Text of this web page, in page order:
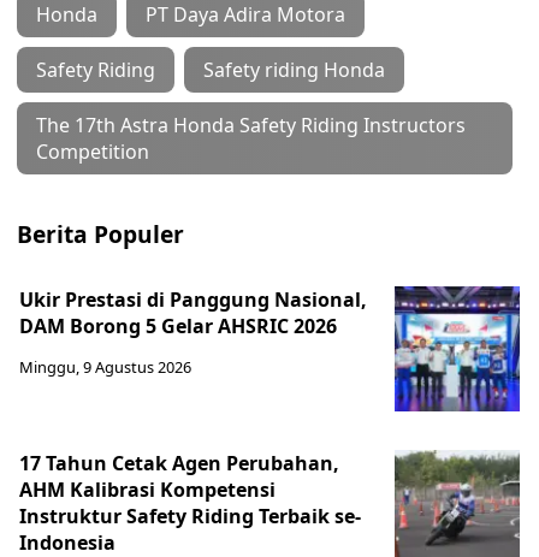
Honda PT Daya Adira Motora
Safety Riding Safety riding Honda
The 17th Astra Honda Safety Riding Instructors
Competition
Berita Populer
Ukir Prestasi di Panggung Nasional,
DAM Borong 5 Gelar AHSRIC 2026
Minggu, 9 Agustus 2026
17 Tahun Cetak Agen Perubahan,
AHM Kalibrasi Kompetensi
Instruktur Safety Riding Terbaik se-
Indonesia